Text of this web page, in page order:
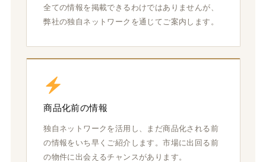
全ての情報を掲載できるわけではありませんが、
弊社の独自ネットワークを通じてご案内します。
商品化前の情報
独自ネットワークを活用し、まだ商品化される前
の情報をいち早くご紹介します。市場に出回る前
の物件に出会えるチャンスがあります。